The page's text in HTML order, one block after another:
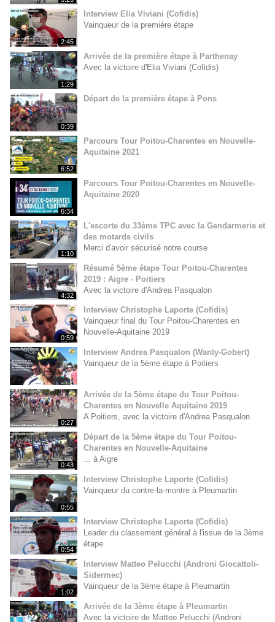
2:45
Interview Elia Viviani (Cofidis)
Vainqueur de la première étape
1:29
Arrivée de la première étape à Parthenay
Avec la victoire d'Elia Viviani (Cofidis)
0:39
Départ de la première étape à Pons
6:52
Parcours Tour Poitou-Charentes en Nouvelle-
Aquitaine 2021
6:34
Parcours Tour Poitou-Charentes en Nouvelle-
Aquitaine 2020
1:10
L'escorte du 33ème TPC avec la Gendarmerie et
des motards civils
Merci d'avoir sécurisé notre course
4:32
Résumé 5ème étape Tour Poitou-Charentes
2019 : Aigre - Poitiers
Avec la victoire d'Andrea Pasqualon
0:59
Interview Christophe Laporte (Cofidis)
Vainqueur final du Tour Poitou-Charentes en
Nouvelle-Aquitaine 2019
Interview Andrea Pasqualon (Wanty-Gobert)
Vainqueur de la 5ème étape à Poitiers
0:27
Arrivée de la 5ème étape du Tour Poitou-
Charentes en Nouvelle Aquitaine 2019
A Poitiers, avec la victoire d'Andrea Pasqualon
0:43
Départ de la 5ème étape du Tour Poitou-
Charentes en Nouvelle-Aquitaine
... à Aigre
0:55
Interview Christophe Laporte (Cofidis)
Vainqueur du contre-la-montre à Pleumartin
0:54
Interview Christophe Laporte (Cofidis)
Leader du classement général à l'issue de la 3ème
étape
1:02
Interview Matteo Pelucchi (Androni Giocattoli-
Sidermec)
Vainqueur de la 3ème étape à Pleumartin
Arrivée de la 3ème étape à Pleumartin
Avec la victoire de Matteo Pelucchi (Androni